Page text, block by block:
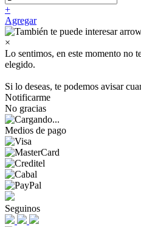
+
Agregar
×
Lo sentimos, en este momento no
elegido.
Si lo deseas, te podemos avisar
Notificarme
No gracias
Medios de pago
Seguinos